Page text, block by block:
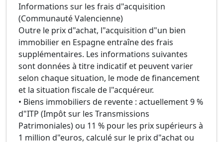
Informations sur les frais d"acquisition
(Communauté Valencienne)
Outre le prix d"achat, l"acquisition d"un bien
immobilier en Espagne entraîne des frais
supplémentaires. Les informations suivantes
sont données à titre indicatif et peuvent varier
selon chaque situation, le mode de financement
et la situation fiscale de l"acquéreur.
• Biens immobiliers de revente : actuellement 9 %
d"ITP (Impôt sur les Transmissions
Patrimoniales) ou 11 % pour les prix supérieurs à
1 million d"euros, calculé sur le prix d"achat ou